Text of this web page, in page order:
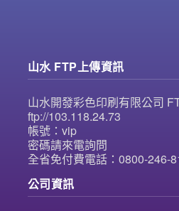
山水 FTP上傳資訊
山水開發彩色印刷有限公司
ftp://103.118.24.73
帳號：vip
密碼請來電詢問
全省免付費電話：0800-246-
公司資訊